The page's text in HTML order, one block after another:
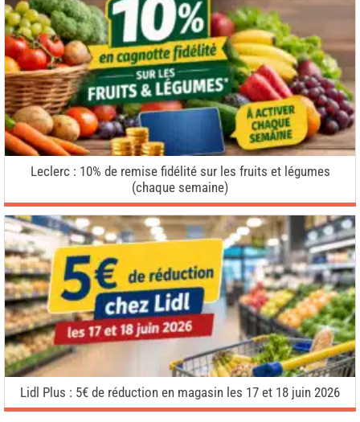
Leclerc : 10% de remise fidélité sur les fruits et légumes
(chaque semaine)
Lidl Plus : 5€ de réduction en magasin les 17 et 18 juin 2026